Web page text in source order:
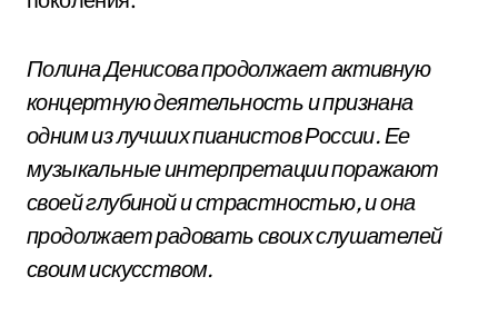
Полина Денисова продолжает активную
концертную деятельность и признана
одним из лучших пианистов России. Ее
музыкальные интерпретации поражают
своей глубиной и страстностью, и она
продолжает радовать своих слушателей
своим искусством.